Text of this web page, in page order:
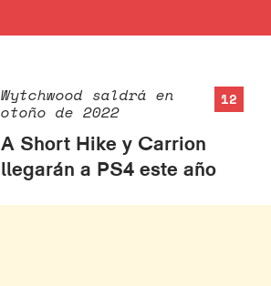
12
Wytchwood saldrá en
otoño de 2022
A Short Hike y Carrion
llegarán a PS4 este año